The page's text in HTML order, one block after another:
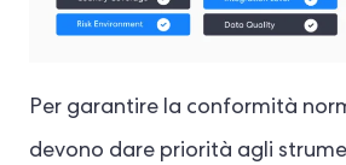
Per garantire la conformità
devono dare priorità agli